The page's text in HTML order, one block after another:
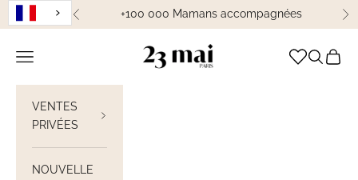
Passer au contenu
Précédent+100 000 Mamans accompagnées
23 Mai Paris
Ouvrir la navigation Ouvrir la
Voir
VENTES
PRIVÉES
NOUVELLE